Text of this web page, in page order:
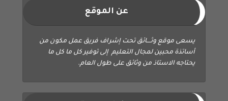
عن الموقع
يسعى موقع وثــــائق تحت إشراف فريق عمل مكون من
أساتذة محبين لمجال التعليم إلى توفير كل ما كل ما
يحتاجه الاستاذ من وثائق على طول العام.